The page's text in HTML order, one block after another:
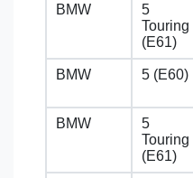
BMW
5
Touring
(E61)
BMW 5 (E60)
BMW
5
Touring
(E61)